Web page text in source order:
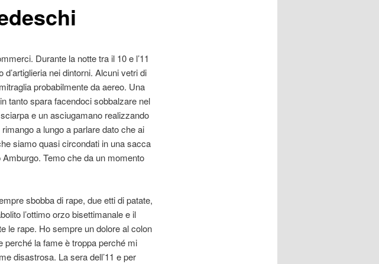
Durante la notte tra il 10 e l’11
nei dintorni. Alcuni vetri di
probabilmente da aereo. Una
tanto spara facendoci sobbalzare nel
e un asciugamano realizzando
a lungo a parlare dato che ai
siamo quasi circondati in una sacca
Temo che da un momento
sbobba di rape, due etti di patate,
l’ottimo orzo bisettimanale e il
le rape. Ho sempre un dolore al colon
perché la fame è troppa perché mi
disastrosa. La sera dell’11 e per